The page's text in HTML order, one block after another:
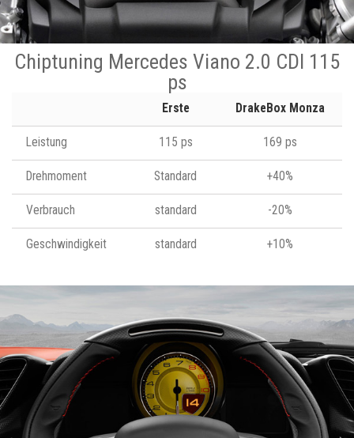
Chiptuning Mercedes Viano 2.0 CDI 115
ps
Erste DrakeBox Monza
Leistung 115 ps 169 ps
Drehmoment Standard +40%
Verbrauch standard -20%
Geschwindigkeit standard +10%